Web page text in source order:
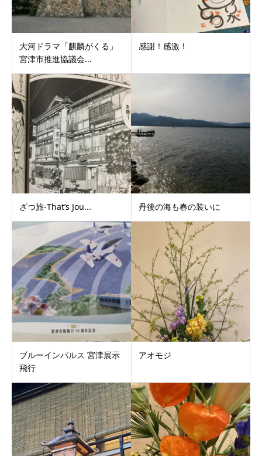
大河ドラマ「麒麟がくる」
宮津市推進協議会...
感謝！感激！
ざつ旅-That’s Jou... 丹後の海も春の装いに
ブルーインパルス 宮津展示
飛行
アオモジ